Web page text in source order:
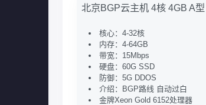
北京BGP云主机 4核 4GB A型
核心：4-32核
内存：4-64GB
带宽：15Mbps
硬盘：60G SSD
防御：5G DDOS
介绍：BGP路线 自动过白
金牌Xeon Gold 6152处理器